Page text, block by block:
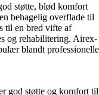
støtte, blød komfort
behagelig overflade til
til en bred vifte af
og rehabilitering. Airex-
blandt professionelle
god støtte og komfort til